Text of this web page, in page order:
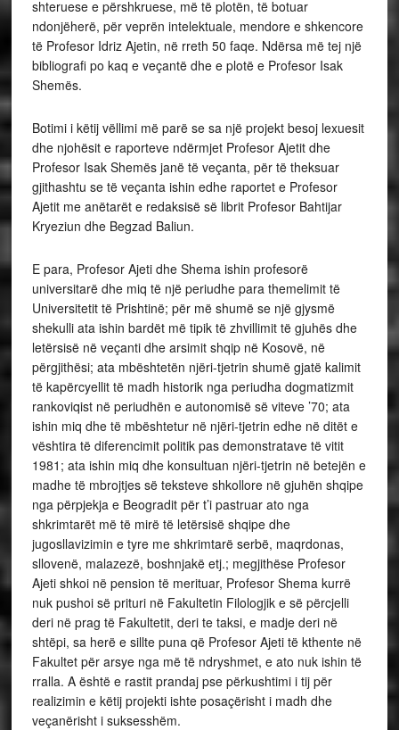
shteruese e përshkruese, më të plotën, të botuar
ndonjëherë, për veprën intelektuale, mendore e shkencore
të Profesor Idriz Ajetin, në rreth 50 faqe. Ndërsa më tej një
bibliografi po kaq e veçantë dhe e plotë e Profesor Isak
Shemës.
Botimi i këtij vëllimi më parë se sa një projekt besoj lexuesit
dhe njohësit e raporteve ndërmjet Profesor Ajetit dhe
Profesor Isak Shemës janë të veçanta, për të theksuar
gjithashtu se të veçanta ishin edhe raportet e Profesor
Ajetit me anëtarët e redaksisë së librit Profesor Bahtijar
Kryeziun dhe Begzad Baliun.
E para, Profesor Ajeti dhe Shema ishin profesorë
universitarë dhe miq të një periudhe para themelimit të
Universitetit të Prishtinë; për më shumë se një gjysmë
shekulli ata ishin bardët më tipik të zhvillimit të gjuhës dhe
letërsisë në veçanti dhe arsimit shqip në Kosovë, në
përgjithësi; ata mbështetën njëri-tjetrin shumë gjatë kalimit
të kapërcyellit të madh historik nga periudha dogmatizmit
rankoviqist në periudhën e autonomisë së viteve ’70; ata
ishin miq dhe të mbështetur në njëri-tjetrin edhe në ditët e
vështira të diferencimit politik pas demonstratave të vitit
1981; ata ishin miq dhe konsultuan njëri-tjetrin në betejën e
madhe të mbrojtjes së teksteve shkollore në gjuhën shqipe
nga përpjekja e Beogradit për t’i pastruar ato nga
shkrimtarët më të mirë të letërsisë shqipe dhe
jugosllavizimin e tyre me shkrimtarë serbë, maqrdonas,
sllovenë, malazezë, boshnjakë etj.; megjithëse Profesor
Ajeti shkoi në pension të merituar, Profesor Shema kurrë
nuk pushoi së prituri në Fakultetin Filologjik e së përcjelli
deri në prag të Fakultetit, deri te taksi, e madje deri në
shtëpi, sa herë e sillte puna që Profesor Ajeti të kthente në
Fakultet për arsye nga më të ndryshmet, e ato nuk ishin të
rralla. A është e rastit prandaj pse përkushtimi i tij për
realizimin e këtij projekti ishte posaçërisht i madh dhe
veçanërisht i suksesshëm.